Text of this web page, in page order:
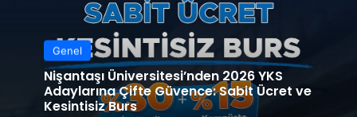
Genel
Nişantaşı Üniversitesi’nden 2026 YKS
Adaylarına Çifte Güvence: Sabit Ücret ve
Kesintisiz Burs